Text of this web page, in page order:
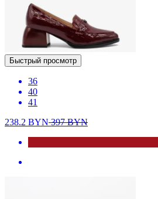
Быстрый просмотр
36
40
41
238.2 BYN397BYN